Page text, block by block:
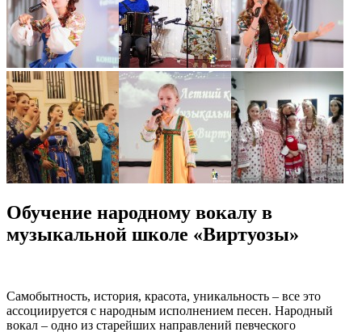
Обучение народному вокалу в
музыкальной школе «Виртуозы»
Самобытность, история, красота, уникальность – все это
ассоциируется с народным исполнением песен. Народный
вокал – одно из старейших направлений певческого